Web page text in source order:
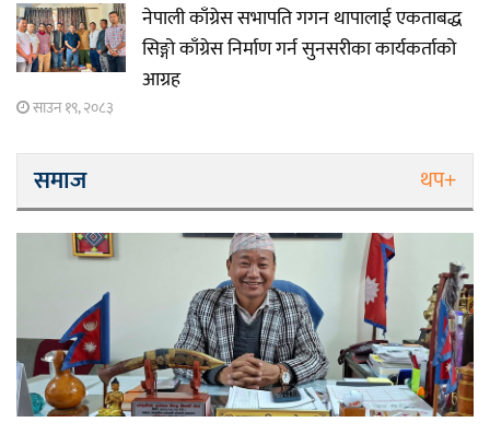
नेपाली काँग्रेस सभापति गगन थापालाई एकताबद्ध
सिङ्गो काँग्रेस निर्माण गर्न सुनसरीका कार्यकर्ताको
आग्रह
साउन १९, २०८३
समाज थप+